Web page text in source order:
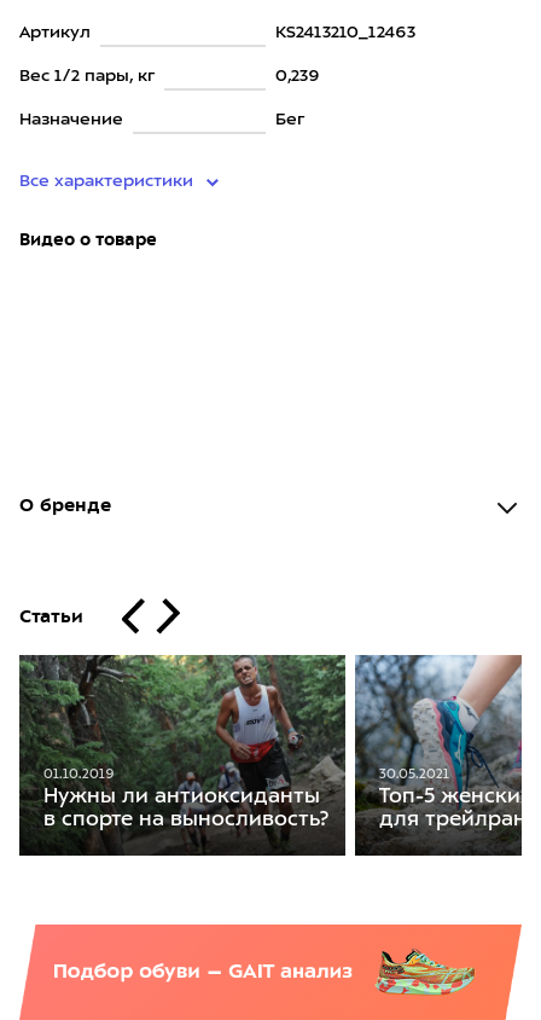
Артикул KS2413210_12463
Вес 1/2 пары, кг 0,239
Назначение Бег
Все характеристики
Видео о товаре
О бренде
Статьи
01.10.2019
Нужны ли антиоксиданты
в спорте на выносливость?
30.05.2021
Топ-5 женских
для